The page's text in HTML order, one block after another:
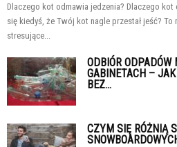
Dlaczego kot odmawia jedzenia? Dlaczego kot
się kiedyś, że Twój kot nagle przestał jeść?
stresujące...
ODBIÓR
GABINETACH –
BEZ...
CZYM SIĘ RÓŻNIĄ